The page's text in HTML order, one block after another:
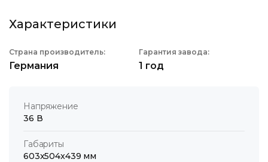
Характеристики
Страна производитель:
Германия
Гарантия завода:
1 год
Напряжение
36 В
Габариты
603x504x439 мм